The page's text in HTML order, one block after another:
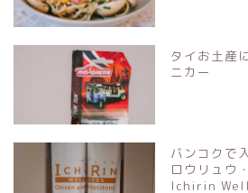
タイお土産
ニカー
バンコクで
ロウリュウ
Ichirin